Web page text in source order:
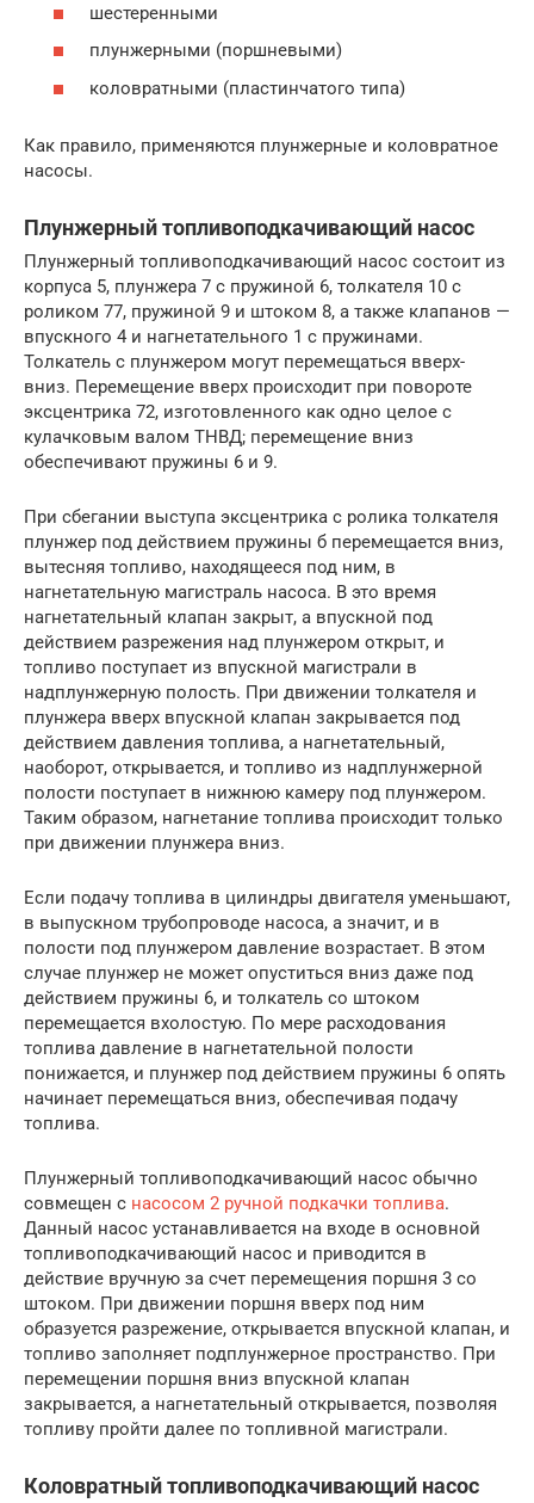
шестеренными
плунжерными (поршневыми)
коловратными (пластинчатого типа)
Как правило, применяются плунжерные и коловратное
насосы.
Плунжерный топливоподкачивающий насос
Плунжерный топливоподкачивающий насос состоит из
корпуса 5, плунжера 7 с пружиной 6, толкателя 10 с
роликом 77, пружиной 9 и штоком 8, а также клапанов —
впускного 4 и нагнетательного 1 с пружинами.
Толкатель с плунжером могут перемещаться вверх-
вниз. Перемещение вверх происходит при повороте
эксцентрика 72, изготовленного как одно целое с
кулачковым валом ТНВД; перемещение вниз
обеспечивают пружины 6 и 9.
При сбегании выступа эксцентрика с ролика толкателя
плунжер под действием пружины б перемещается вниз,
вытесняя топливо, находящееся под ним, в
нагнетательную магистраль насоса. В это время
нагнетательный клапан закрыт, а впускной под
действием разрежения над плунжером открыт, и
топливо поступает из впускной магистрали в
надплунжерную полость. При движении толкателя и
плунжера вверх впускной клапан закрывается под
действием давления топлива, а нагнетательный,
наоборот, открывается, и топливо из надплунжерной
полости поступает в нижнюю камеру под плунжером.
Таким образом, нагнетание топлива происходит только
при движении плунжера вниз.
Если подачу топлива в цилиндры двигателя уменьшают,
в выпускном трубопроводе насоса, а значит, и в
полости под плунжером давление возрастает. В этом
случае плунжер не может опуститься вниз даже под
действием пружины 6, и толкатель со штоком
перемещается вхолостую. По мере расходования
топлива давление в нагнетательной полости
понижается, и плунжер под действием пружины 6 опять
начинает перемещаться вниз, обеспечивая подачу
топлива.
Плунжерный топливоподкачивающий насос обычно
совмещен с насосом 2 ручной подкачки топлива.
Данный насос устанавливается на входе в основной
топливоподкачивающий насос и приводится в
действие вручную за счет перемещения поршня 3 со
штоком. При движении поршня вверх под ним
образуется разрежение, открывается впускной клапан, и
топливо заполняет подплунжерное пространство. При
перемещении поршня вниз впускной клапан
закрывается, а нагнетательный открывается, позволяя
топливу пройти далее по топливной магистрали.
Коловратный топливоподкачивающий насос